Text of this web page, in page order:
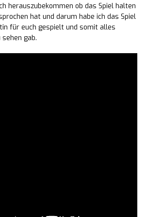
herauszubekommen ob das Spiel halten
hat und darum habe ich das Spiel
für euch gespielt und somit alles
gab.